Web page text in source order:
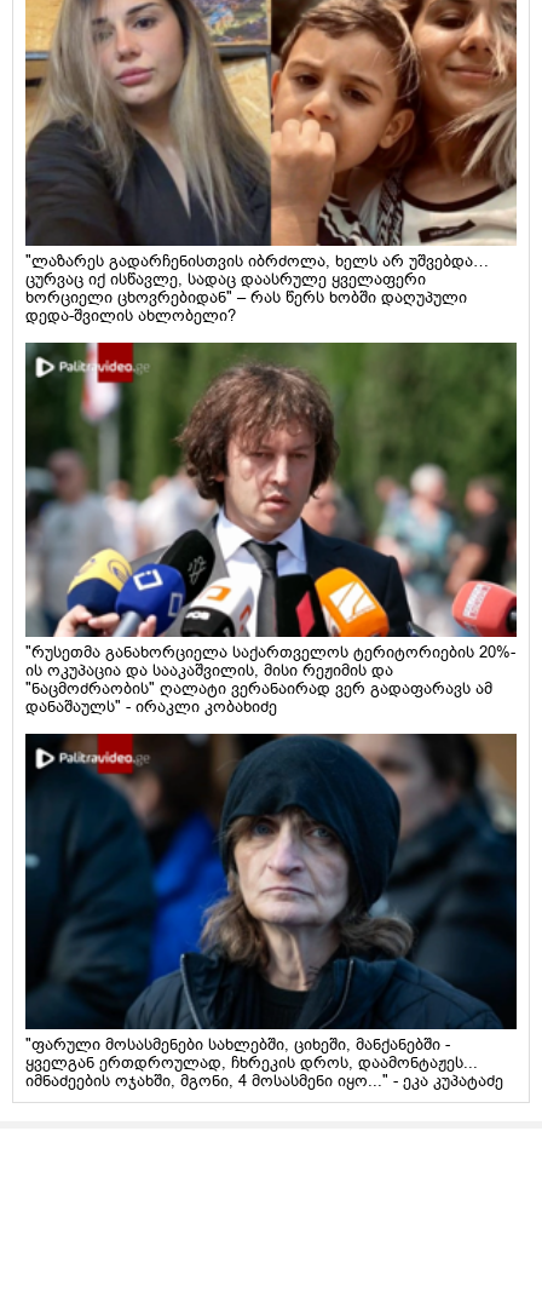
"ლაზარეს გადარჩენისთვის იბრძოლა, ხელს არ უშვებდა…
ცურვაც იქ ისწავლე, სადაც დაასრულე ყველაფერი
ხორციელი ცხოვრებიდან" – რას წერს ხობში დაღუპული
დედა-შვილის ახლობელი?
"რუსეთმა განახორციელა საქართველოს ტერიტორიების 20%-
ის ოკუპაცია და სააკაშვილის, მისი რეჟიმის და
"ნაცმოძრაობის" ღალატი ვერანაირად ვერ გადაფარავს ამ
დანაშაულს" - ირაკლი კობახიძე
"ფარული მოსასმენები სახლებში, ციხეში, მანქანებში -
ყველგან ერთდროულად, ჩხრეკის დროს, დაამონტაჟეს...
იმნაძეების ოჯახში, მგონი, 4 მოსასმენი იყო..." - ეკა კუპატაძე